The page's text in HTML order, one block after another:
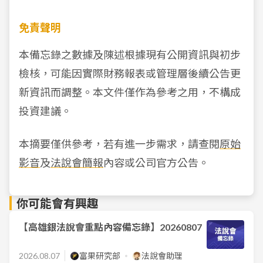
免責聲明
本備忘錄之數據及陳述根據現有公開資訊與初步
檢核，可能因實際財務報表或管理層後續公告更
新資訊而調整。本文件僅作為參考之用，不構成
投資建議。
本摘要僅供參考，若有進一步需求，請查閱原始
影音及法說會簡報內容或公司官方公告。
你可能會有興趣
【高雄銀法說會重點內容備忘錄】20260807
2026.08.07 富果研究部 法說會助理